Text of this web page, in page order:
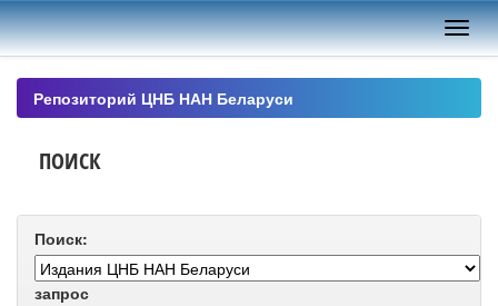
Skip
navigation
Репозиторий ЦНБ НАН Беларуси
ПОИСК
Поиск:
запрос